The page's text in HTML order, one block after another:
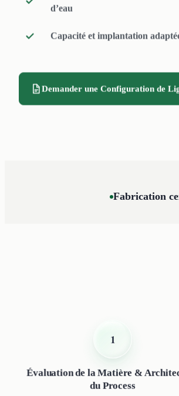
d’eau
Capacité et implantation
Demander une Configuration de
Fabrication
1
Évaluation de la Matière &
du Process